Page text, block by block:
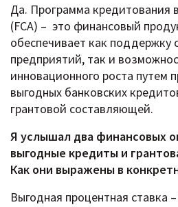
Да. Программа кредитования
(FCA) – это финансовый
обеспечивает как поддержку
предприятий, так и
инновационного роста путем
выгодных банковских
грантовой составляющей.
Я услышал два финансовых
выгодные кредиты и
Как они выражены в
Выгодная процентная ставка